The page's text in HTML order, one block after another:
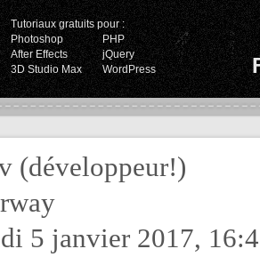
Tutoriaux gratuits pour :
Photoshop
PHP
After Effects
jQuery
3D Studio Max
WordPress
(développeur!)
5 janvier 2017,